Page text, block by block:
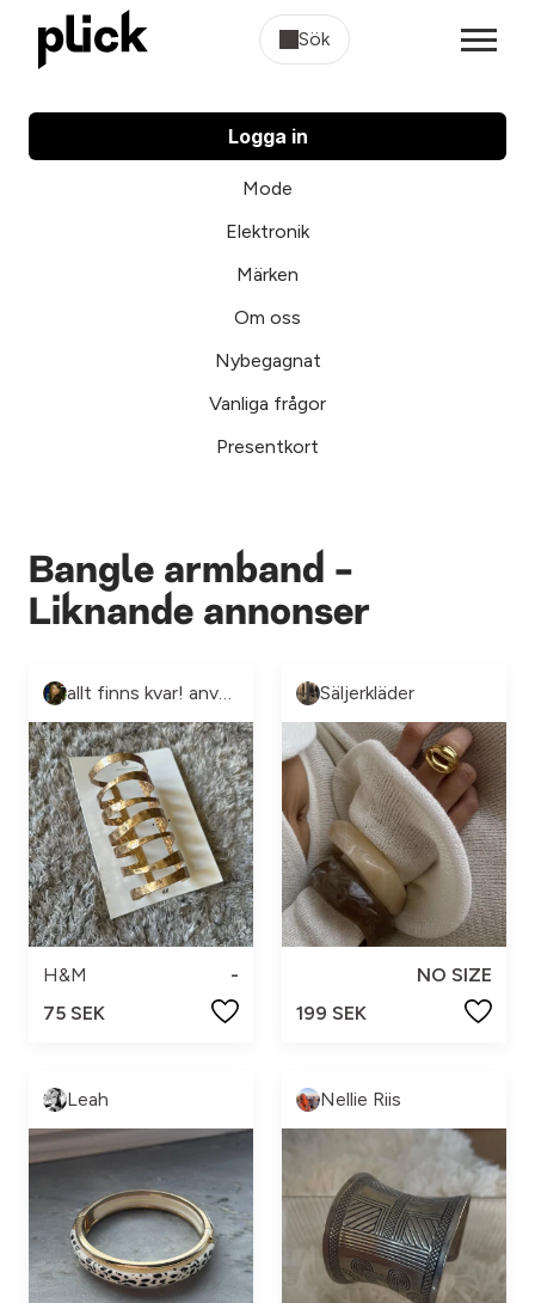
Sök
Logga in
Mode
Elektronik
Märken
Om oss
Nybegagnat
Vanliga frågor
Presentkort
Bangle armband -
Liknande annonser
allt finns kvar! använd ”köp nu”
H&M
-
75 SEK
Säljerkläder
NO SIZE
199 SEK
Leah Nellie Riis